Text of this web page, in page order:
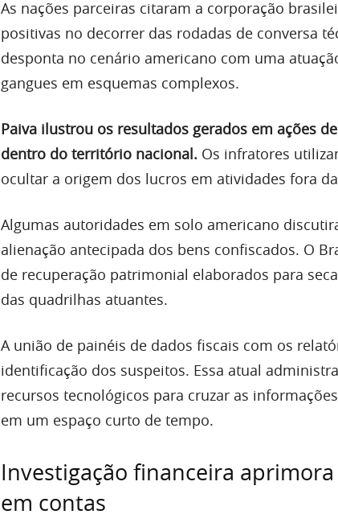
As nações parceiras citaram a corporação
positivas no decorrer das rodadas de conversa
desponta no cenário americano com uma
gangues em esquemas complexos.
Paiva ilustrou os resultados gerados em ações
dentro do território nacional. Os infratores
ocultar a origem dos lucros em atividades fora
Algumas autoridades em solo americano
alienação antecipada dos bens confiscados. O
de recuperação patrimonial elaborados para
das quadrilhas atuantes.
A união de painéis de dados fiscais com os
identificação dos suspeitos. Essa atual
recursos tecnológicos para cruzar as
em um espaço curto de tempo.
Investigação financeira
em contas